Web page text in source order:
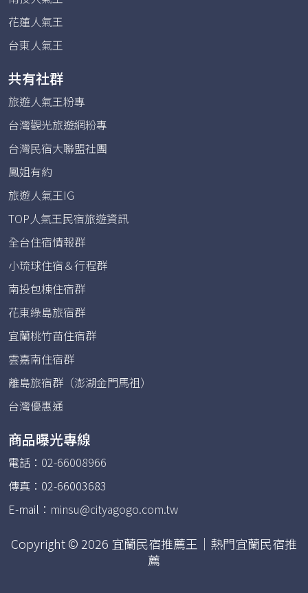
花蓮人氣王
台東人氣王
共有社群
旅遊人氣王粉專
台灣觀光旅遊網粉專
台灣民宿大聯盟社團
鳳姐有約
旅遊人氣王IG
TOP人氣王民宿旅遊資訊
全台住宿情報群
小琉球住宿＆行程群
南投包棟住宿群
花東綠島旅宿群
宜蘭桃竹苗住宿群
雲嘉南住宿群
離島旅宿群（澎湖金門馬祖）
台灣優惠通
商品曝光專線
電話： 02-66008966
傳真：02-66003683
E-mail： minsu@cityagogo.com.tw
Copyright © 2026 宜蘭民宿推薦王｜熱門宜蘭民宿推
薦